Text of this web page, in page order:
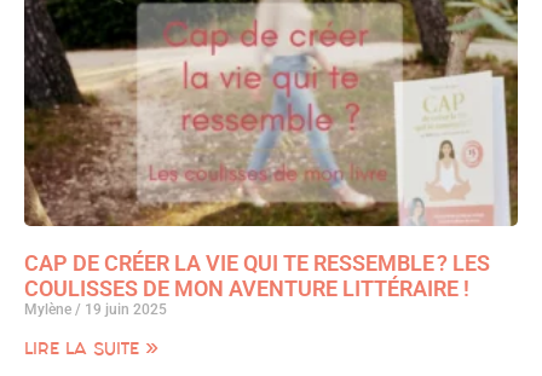
CAP DE CRÉER LA VIE QUI TE RESSEMBLE ? LES
COULISSES DE MON AVENTURE LITTÉRAIRE !
Mylène 19 juin 2025
LIRE LA SUITE »